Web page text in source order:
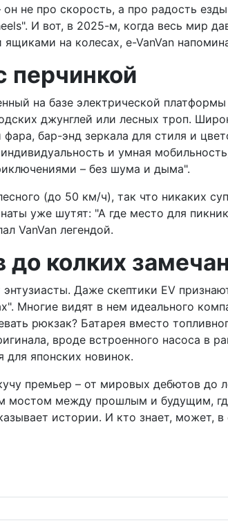
не про скорость, а про радость
И вот, в 2025-м, когда весь мир
на колесах, e-VanVan
перчинкой
на базе электрической
джунглей или лесных троп.
бар-энд зеркала для стиля и
и умная
– без шума и дыма".
(до 50 км/ч), так что никаких
уже шутят: "А где место для
VanVan легендой.
до колких
Даже скептики EV
Многие видят в нем идеального
рюкзак? Батарея вместо
вроде встроенного насоса в
для японских новинок.
премьер – от мировых дебютов
мостом между прошлым и будущим,
истории. И кто знает, может,
к Шанхаю